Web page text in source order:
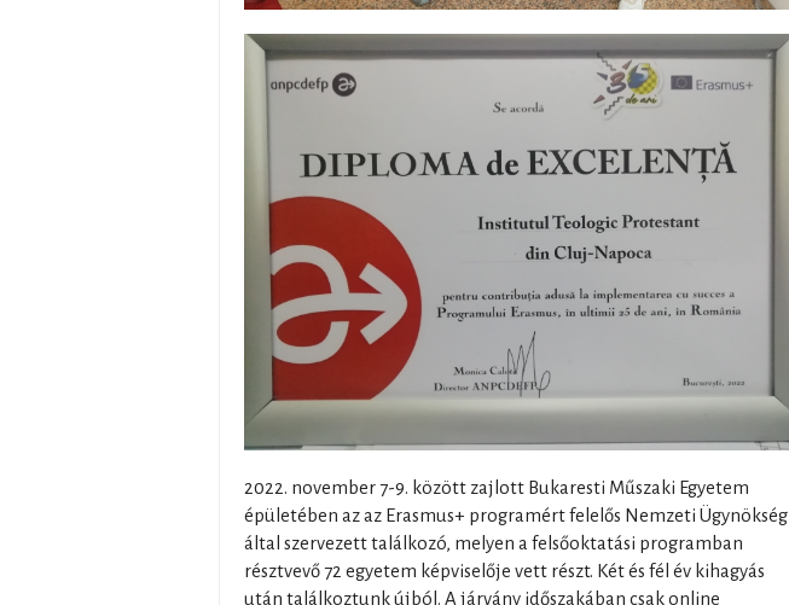
2022. november 7-9. között zajlott Bukaresti Műszaki Egyetem
épületében az az Erasmus+ programért felelős Nemzeti Ügynökség
által szervezett találkozó, melyen a felsőoktatási programban
résztvevő 72 egyetem képviselője vett részt. Két és fél év kihagyás
után találkoztunk újból. A járvány időszakában csak online